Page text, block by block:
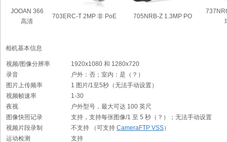
JOOAN 366
高清
703ERC-T 2MP 非 PoE 705NRB-Z 1.3MP PO
相机基本信息
视频/图像分辨率
1920x1080 和 1280x720
录音
户外：否；室内：是（？）
图片上传频率
1 图片/1至5秒（无法手动设置）
视频帧速率
1-30
夜视
户外型号，最大可达 100 英尺
图像快照记录
支持，支持每张图像/1 至 5 秒（？）；无法手动设置
视频片段录制
不支持 （可支持 CameraFTP VSS）
运动检测
支持